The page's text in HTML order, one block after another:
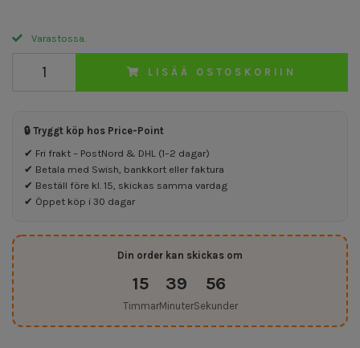
Varastossa.
LISÄÄ OSTOSKORIIN
🔒 Tryggt köp hos Price-Point
✔ Fri frakt – PostNord & DHL (1–2 dagar)
✔ Betala med Swish, bankkort eller faktura
✔ Beställ före kl. 15, skickas samma vardag
✔ Öppet köp i 30 dagar
Din order kan skickas om
15
Timmar
39
Minuter
55
Sekunder